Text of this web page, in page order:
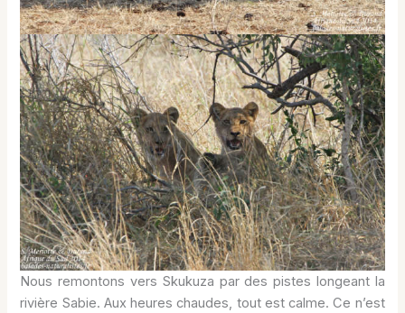
Nous remontons vers Skukuza par des pistes longeant la
rivière Sabie. Aux heures chaudes, tout est calme. Ce n’est